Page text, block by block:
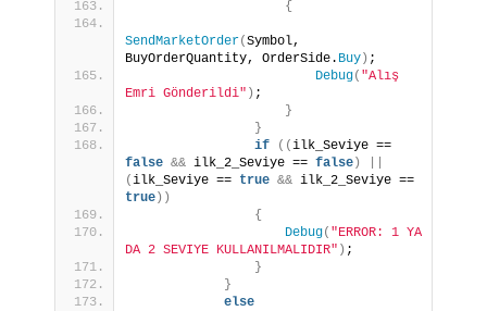
{
SendMarketOrder(Symbol,
BuyOrderQuantity, OrderSide. Buy ) ;
Debug( "Alış
Emri Gönderildi" ) ;
}
}
if
((
false && ilk_2_Seviye == false )
(ilk_Seviye == true &&
true ))
{
Debug( "ERROR: 1 YA
DA 2 SEVIYE KULLANILMALIDIR" ) ;
}
}
else